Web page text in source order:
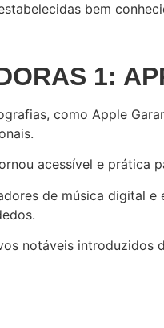
bem
1:
como Apple
acessível e prática
de música digital
notáveis introduzidos